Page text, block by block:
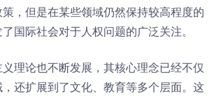
，但是在某些领域仍然保持较高程度的
国际社会对于人权问题的广泛关注。
理论也不断发展，其核心理念已经不仅
还扩展到了文化、教育等多个层面。这